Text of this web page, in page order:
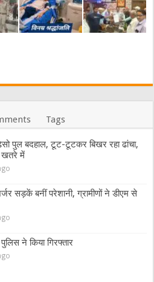
Tags
पुल बदहाल, टूट-टूटकर बिखर रहा ढांचा,
खतरे में
सड़कें बनीं परेशानी, ग्रामीणों ने डीएम से
ने किया गिरफ्तार